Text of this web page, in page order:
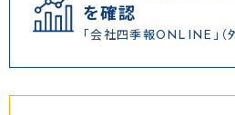
を確認
「会社四季報ONLINE」（